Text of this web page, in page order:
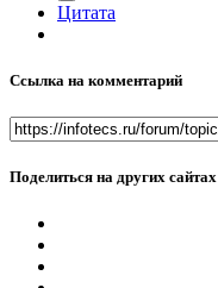
Цитата
Ссылка на комментарий
Поделиться на других сайтах